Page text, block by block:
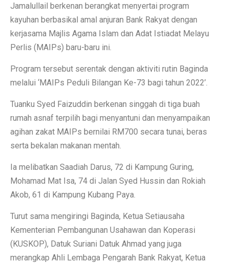
Jamalullail berkenan berangkat menyertai program
kayuhan berbasikal amal anjuran Bank Rakyat dengan
kerjasama Majlis Agama Islam dan Adat Istiadat Melayu
Perlis (MAIPs) baru-baru ini.
Program tersebut serentak dengan aktiviti rutin Baginda
melalui ‘MAIPs Peduli Bilangan Ke-73 bagi tahun 2022’.
Tuanku Syed Faizuddin berkenan singgah di tiga buah
rumah asnaf terpilih bagi menyantuni dan menyampaikan
agihan zakat MAIPs bernilai RM700 secara tunai, beras
serta bekalan makanan mentah.
Ia melibatkan Saadiah Darus, 72 di Kampung Guring,
Mohamad Mat Isa, 74 di Jalan Syed Hussin dan Rokiah
Akob, 61 di Kampung Kubang Paya.
Turut sama mengiringi Baginda, Ketua Setiausaha
Kementerian Pembangunan Usahawan dan Koperasi
(KUSKOP), Datuk Suriani Datuk Ahmad yang juga
merangkap Ahli Lembaga Pengarah Bank Rakyat, Ketua